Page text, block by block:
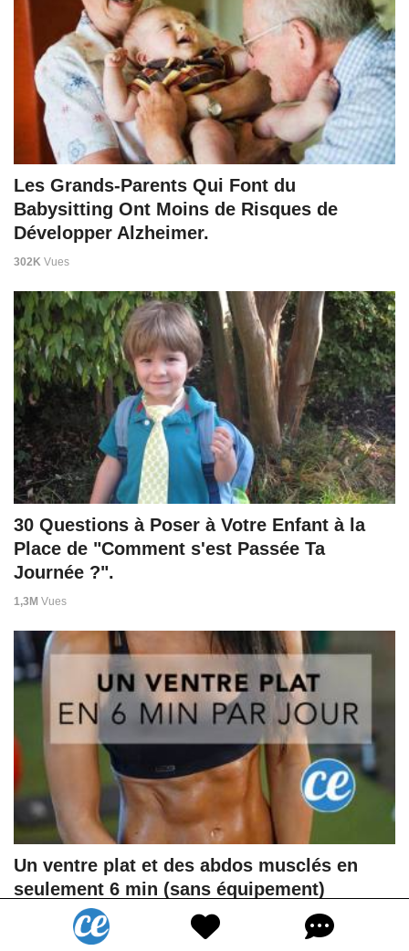
Les Grands-Parents Qui Font du
Babysitting Ont Moins de Risques de
Développer Alzheimer.
302K Vues
30 Questions à Poser à Votre Enfant à la
Place de "Comment s'est Passée Ta
Journée ?".
1,3M Vues
Un ventre plat et des abdos musclés en
seulement 6 min (sans équipement)